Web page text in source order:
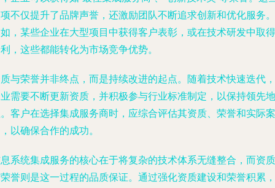
不仅提升了品牌声誉，还激励团队不断追求创新和优化服务。
，某些企业在大型项目中获得客户表彰，或在技术研发中取得
，这些都能转化为市场竞争优势。
与荣誉并非终点，而是持续改进的起点。随着技术快速迭代，
需要不断更新资质，并积极参与行业标准制定，以保持领先地
客户在选择集成服务商时，应综合评估其资质、荣誉和实际案
以确保合作的成功。
系统集成服务的核心在于将复杂的技术体系无缝整合，而资质
誉则是这一过程的品质保证。通过强化资质建设和荣誉积累，